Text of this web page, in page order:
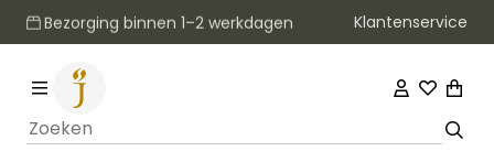
Bezorging binnen 1–2 werkdagen Klantenservice